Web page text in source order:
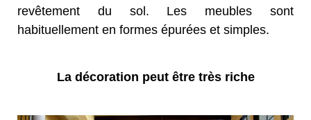
revêtement du sol. Les meubles sont
habituellement en formes épurées et simples.
La décoration peut être très riche